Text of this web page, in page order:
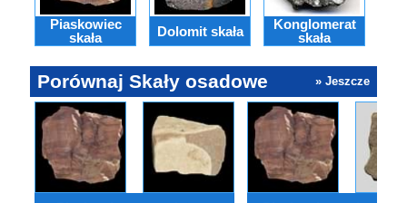
Piaskowiec
skała
Dolomit skała
Konglomerat
skała
Porównaj Skały osadowe » Jeszcze